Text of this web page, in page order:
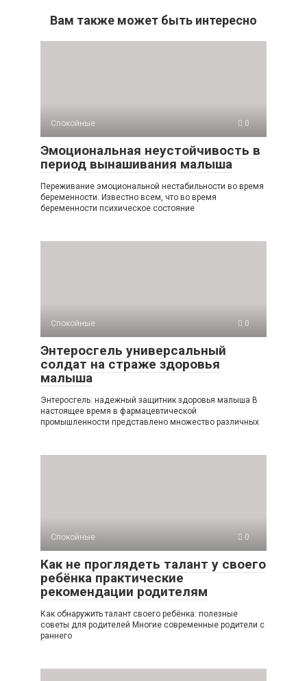
Вам также может быть интересно
Спокойные 0
Эмоциональная неустойчивость в
период вынашивания малыша
Переживание эмоциональной нестабильности во время
беременности. Известно всем, что во время
беременности психическое состояние
Спокойные 0
Энтеросгель универсальный
солдат на страже здоровья
малыша
Энтеросгель: надежный защитник здоровья малыша В
настоящее время в фармацевтической
промышленности представлено множество различных
Спокойные 0
Как не проглядеть талант у своего
ребёнка практические
рекомендации родителям
Как обнаружить талант своего ребёнка: полезные
советы для родителей Многие современные родители с
раннего